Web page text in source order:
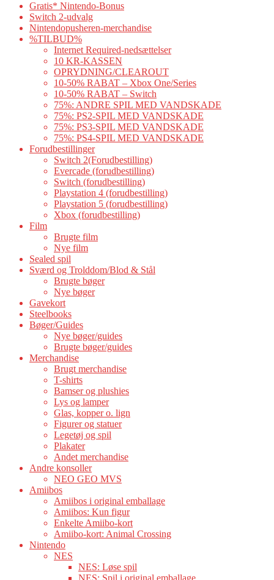
Gratis* Nintendo-Bonus
Switch 2-udvalg
Nintendopusheren-merchandise
%TILBUD%
Internet Required-nedsættelser
10 KR-KASSEN
OPRYDNING/CLEAROUT
10-50% RABAT – Xbox One/Series
10-50% RABAT – Switch
75%: ANDRE SPIL MED VANDSKADE
75%: PS2-SPIL MED VANDSKADE
75%: PS3-SPIL MED VANDSKADE
75%: PS4-SPIL MED VANDSKADE
Forudbestillinger
Switch 2(Forudbestilling)
Evercade (forudbestilling)
Switch (forudbestilling)
Playstation 4 (forudbestilling)
Playstation 5 (forudbestilling)
Xbox (forudbestilling)
Film
Brugte film
Nye film
Sealed spil
Sværd og Trolddom/Blod & Stål
Brugte bøger
Nye bøger
Gavekort
Steelbooks
Bøger/Guides
Nye bøger/guides
Brugte bøger/guides
Merchandise
Brugt merchandise
T-shirts
Bamser og plushies
Lys og lamper
Glas, kopper o. lign
Figurer og statuer
Legetøj og spil
Plakater
Andet merchandise
Andre konsoller
NEO GEO MVS
Amiibos
Amiibos i original emballage
Amiibos: Kun figur
Enkelte Amiibo-kort
Amiibo-kort: Animal Crossing
Nintendo
NES
NES: Løse spil